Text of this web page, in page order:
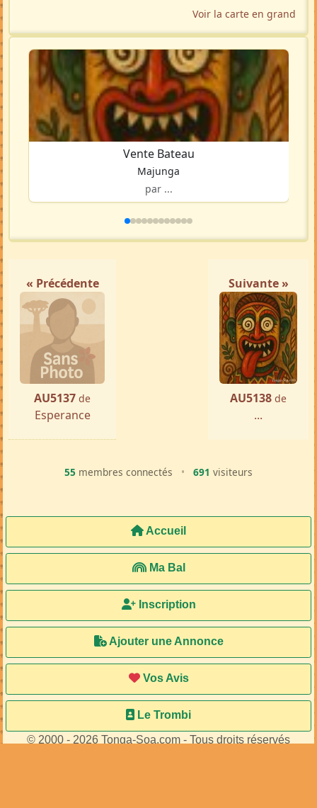
Voir la carte en grand
Vente Bateau
Majunga
par ...
« Précédente
AU5137 de
Esperance
Suivante »
AU5138 de
...
55 membres connectés • 691 visiteurs
Accueil
Ma Bal
Inscription
Ajouter une Annonce
Vos Avis
Le Trombi
© 2000 - 2026 Tonga-Soa.com - Tous droits réservés